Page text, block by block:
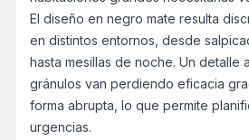
El diseño en negro mate resulta
en distintos entornos, desde
hasta mesillas de noche. Un detalle
gránulos van perdiendo eficacia
forma abrupta, lo que permite
urgencias.